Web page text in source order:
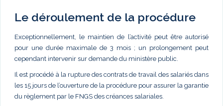
Le déroulement de la procédure
Exceptionnellement, le maintien de l’activité peut être autorisé
pour une durée maximale de 3 mois ; un prolongement peut
cependant intervenir sur demande du ministère public.
Il est procédé à la rupture des contrats de travail des salariés dans
les 15 jours de l’ouverture de la procédure pour assurer la garantie
du règlement par le FNGS des créances salariales.